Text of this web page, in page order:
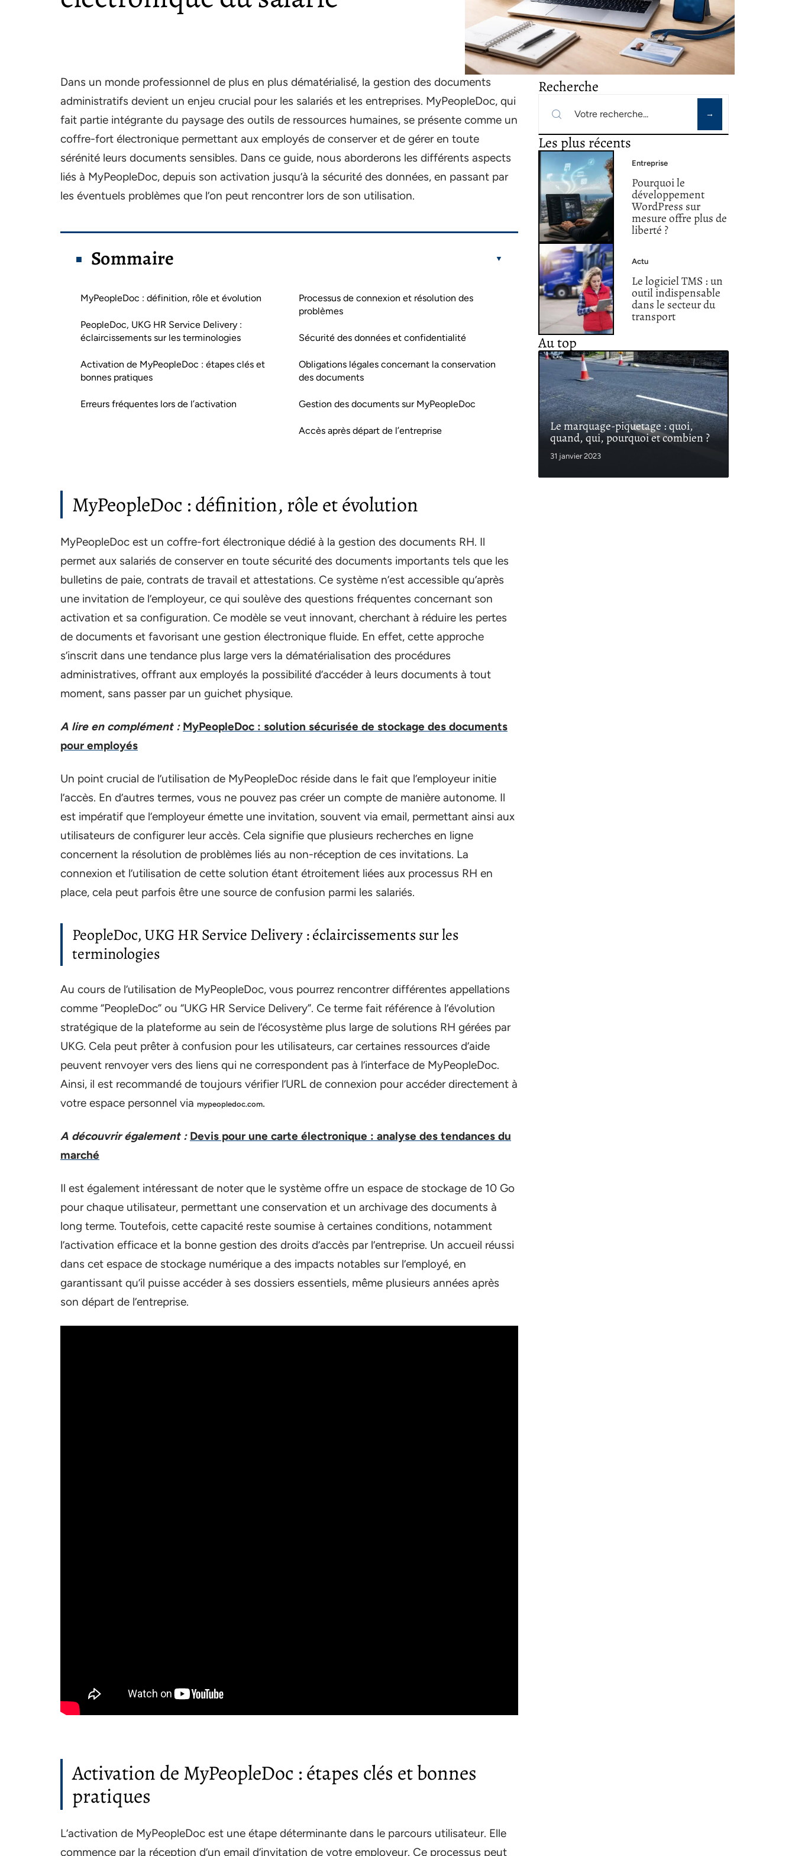
Dans un monde professionnel de plus en plus dématérialisé, la gestion des documents
administratifs devient un enjeu crucial pour les salariés et les entreprises. MyPeopleDoc, qui
fait partie intégrante du paysage des outils de ressources humaines, se présente comme un
coffre-fort électronique permettant aux employés de conserver et de gérer en toute
sérénité leurs documents sensibles. Dans ce guide, nous aborderons les différents aspects
liés à MyPeopleDoc, depuis son activation jusqu’à la sécurité des données, en passant par
les éventuels problèmes que l’on peut rencontrer lors de son utilisation.
Sommaire
MyPeopleDoc : définition, rôle et évolution
PeopleDoc, UKG HR Service Delivery :
éclaircissements sur les terminologies
Activation de MyPeopleDoc : étapes clés et
bonnes pratiques
Erreurs fréquentes lors de l’activation
Processus de connexion et résolution des
problèmes
Sécurité des données et confidentialité
Obligations légales concernant la conservation
des documents
Gestion des documents sur MyPeopleDoc
Accès après départ de l’entreprise
MyPeopleDoc : définition, rôle et évolution
MyPeopleDoc est un coffre-fort électronique dédié à la gestion des documents RH. Il
permet aux salariés de conserver en toute sécurité des documents importants tels que les
bulletins de paie, contrats de travail et attestations. Ce système n’est accessible qu’après
une invitation de l’employeur, ce qui soulève des questions fréquentes concernant son
activation et sa configuration. Ce modèle se veut innovant, cherchant à réduire les pertes
de documents et favorisant une gestion électronique fluide. En effet, cette approche
s’inscrit dans une tendance plus large vers la dématérialisation des procédures
administratives, offrant aux employés la possibilité d’accéder à leurs documents à tout
moment, sans passer par un guichet physique.
A lire en complément : MyPeopleDoc : solution sécurisée de stockage des documents
pour employés
Un point crucial de l’utilisation de MyPeopleDoc réside dans le fait que l’employeur initie
l’accès. En d’autres termes, vous ne pouvez pas créer un compte de manière autonome. Il
est impératif que l’employeur émette une invitation, souvent via email, permettant ainsi aux
utilisateurs de configurer leur accès. Cela signifie que plusieurs recherches en ligne
concernent la résolution de problèmes liés au non-réception de ces invitations. La
connexion et l’utilisation de cette solution étant étroitement liées aux processus RH en
place, cela peut parfois être une source de confusion parmi les salariés.
PeopleDoc, UKG HR Service Delivery : éclaircissements sur les
terminologies
Au cours de l’utilisation de MyPeopleDoc, vous pourrez rencontrer différentes appellations
comme “PeopleDoc” ou “UKG HR Service Delivery”. Ce terme fait référence à l’évolution
stratégique de la plateforme au sein de l’écosystème plus large de solutions RH gérées par
UKG. Cela peut prêter à confusion pour les utilisateurs, car certaines ressources d’aide
peuvent renvoyer vers des liens qui ne correspondent pas à l’interface de MyPeopleDoc.
Ainsi, il est recommandé de toujours vérifier l’URL de connexion pour accéder directement à
votre espace personnel via mypeopledoc.com.
A découvrir également : Devis pour une carte électronique : analyse des tendances du
marché
Il est également intéressant de noter que le système offre un espace de stockage de 10 Go
pour chaque utilisateur, permettant une conservation et un archivage des documents à
long terme. Toutefois, cette capacité reste soumise à certaines conditions, notamment
l’activation efficace et la bonne gestion des droits d’accès par l’entreprise. Un accueil réussi
dans cet espace de stockage numérique a des impacts notables sur l’employé, en
garantissant qu’il puisse accéder à ses dossiers essentiels, même plusieurs années après
son départ de l’entreprise.
Activation de MyPeopleDoc : étapes clés et bonnes
pratiques
L’activation de MyPeopleDoc est une étape déterminante dans le parcours utilisateur. Elle
commence par la réception d’un email d’invitation de votre employeur. Ce processus peut
Recherche
Les plus récents
Entreprise
Pourquoi le
développement
WordPress sur
mesure offre plus de
liberté ?
Actu
Le logiciel TMS : un
outil indispensable
dans le secteur du
transport
Au top
Le marquage-piquetage : quoi,
quand, qui, pourquoi et combien ?
31 janvier 2023